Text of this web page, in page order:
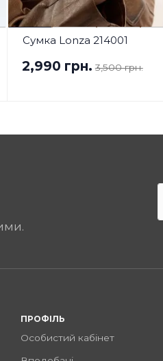
Сумка Lonza 214001
2,990 грн. 3,500 грн.
ПРОФІЛЬ
Особистий кабінет